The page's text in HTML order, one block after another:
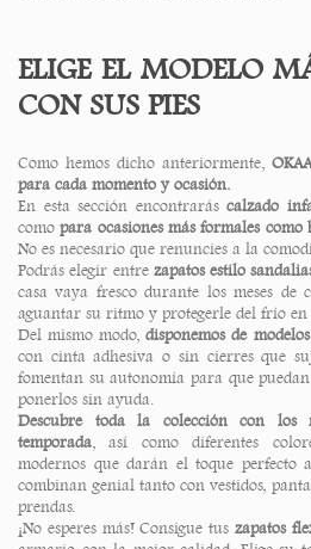
ELIGE EL MODELO
CON SUS PIES
Como hemos dicho anteriormente, OKAA
para cada momento y ocasión.
En esta sección encontraráscalzado
comopara ocasiones más formales como
No es necesario que renuncies a la
Podrás elegir entre zapatos estilo
casa vaya fresco durante los meses de
aguantar su ritmo y protegerle del frío en
Del mismo modo,disponemos de
con cinta adhesiva o sin cierres que
fomentan su autonomía para que
ponerlos sin ayuda.
Descubre toda la colección con los
temporada , así como diferentes
modernos que darán el toque perfecto
combinan genial tanto con vestidos,
prendas.
¡No esperes más! Consigue tus zapatos